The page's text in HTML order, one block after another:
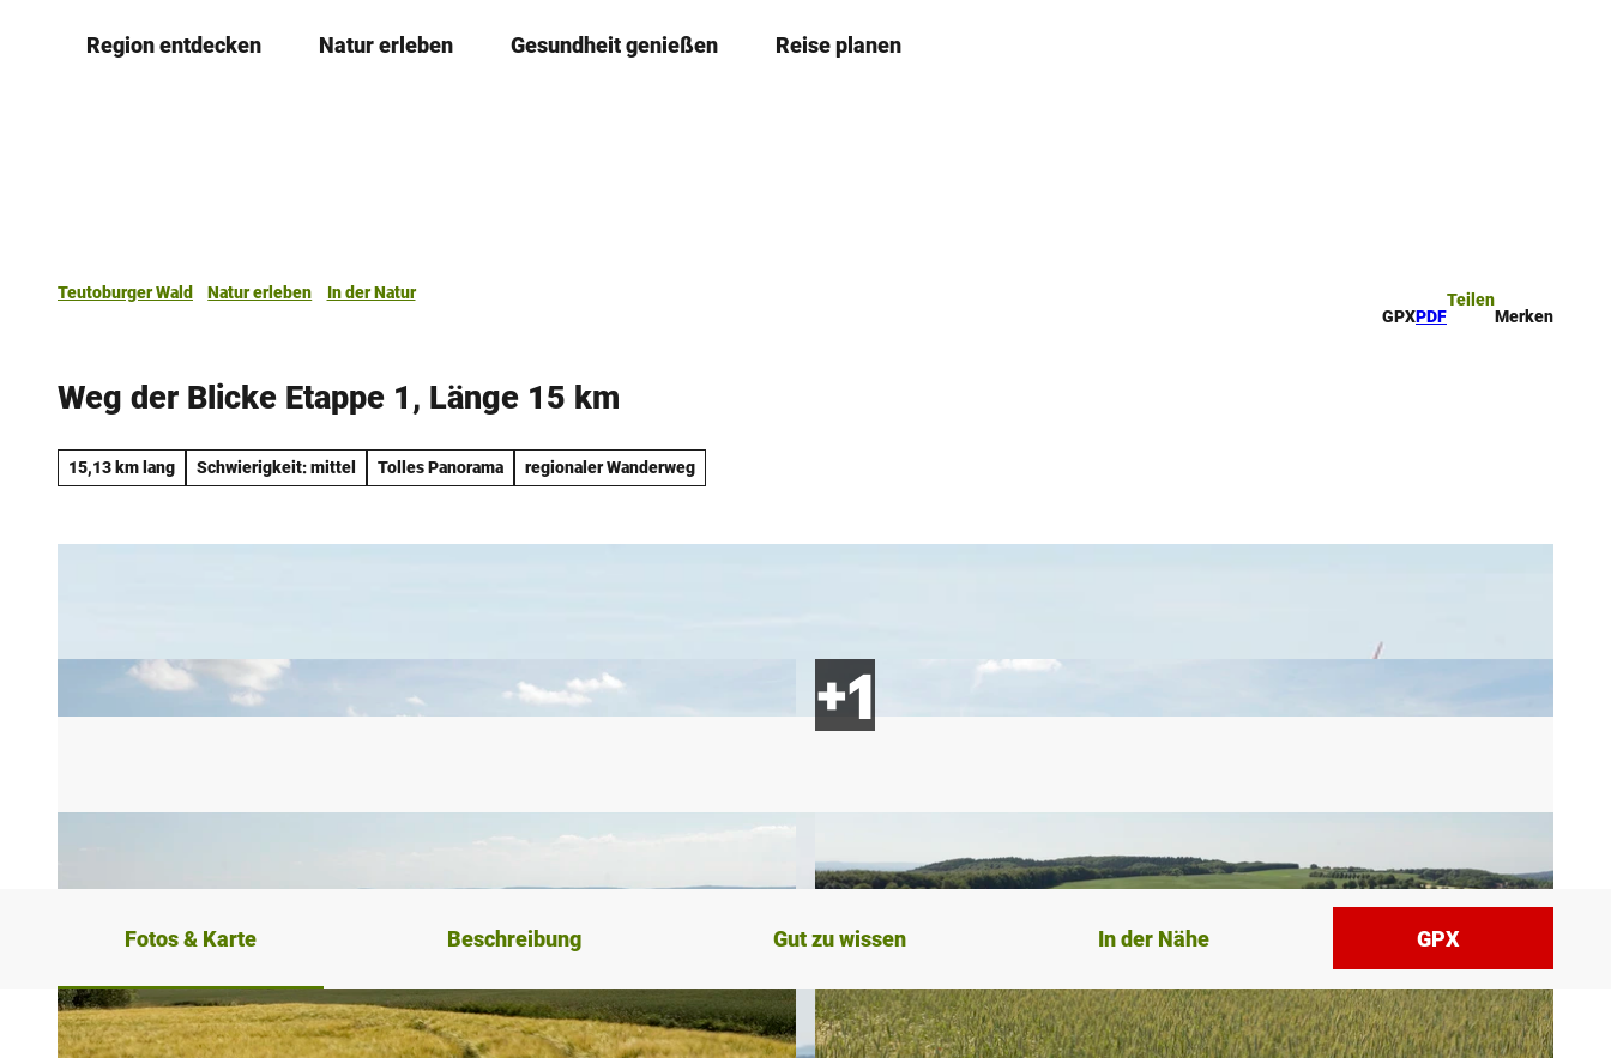
Region entdecken Natur erleben Gesundheit genießen Reise planen
Teutoburger Wald Natur erleben
In der Natur
GPXPDF
Teilen
Merken
Weg der Blicke Etappe 1, Länge 15 km
15,13 km lang Schwierigkeit: mittel Tolles Panorama regionaler Wanderweg
Fotos & Karte Beschreibung Gut zu wissen In der Nähe GPX